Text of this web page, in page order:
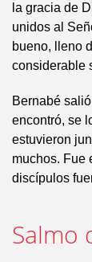
la gracia de
unidos al
bueno, lleno
considerable
Bernabé
encontró, se
estuvieron
muchos. Fue
discípulos
Salmo